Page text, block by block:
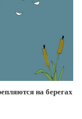
на берегах